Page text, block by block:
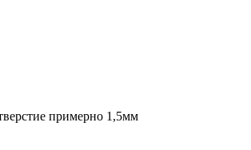
примерно 1,5мм